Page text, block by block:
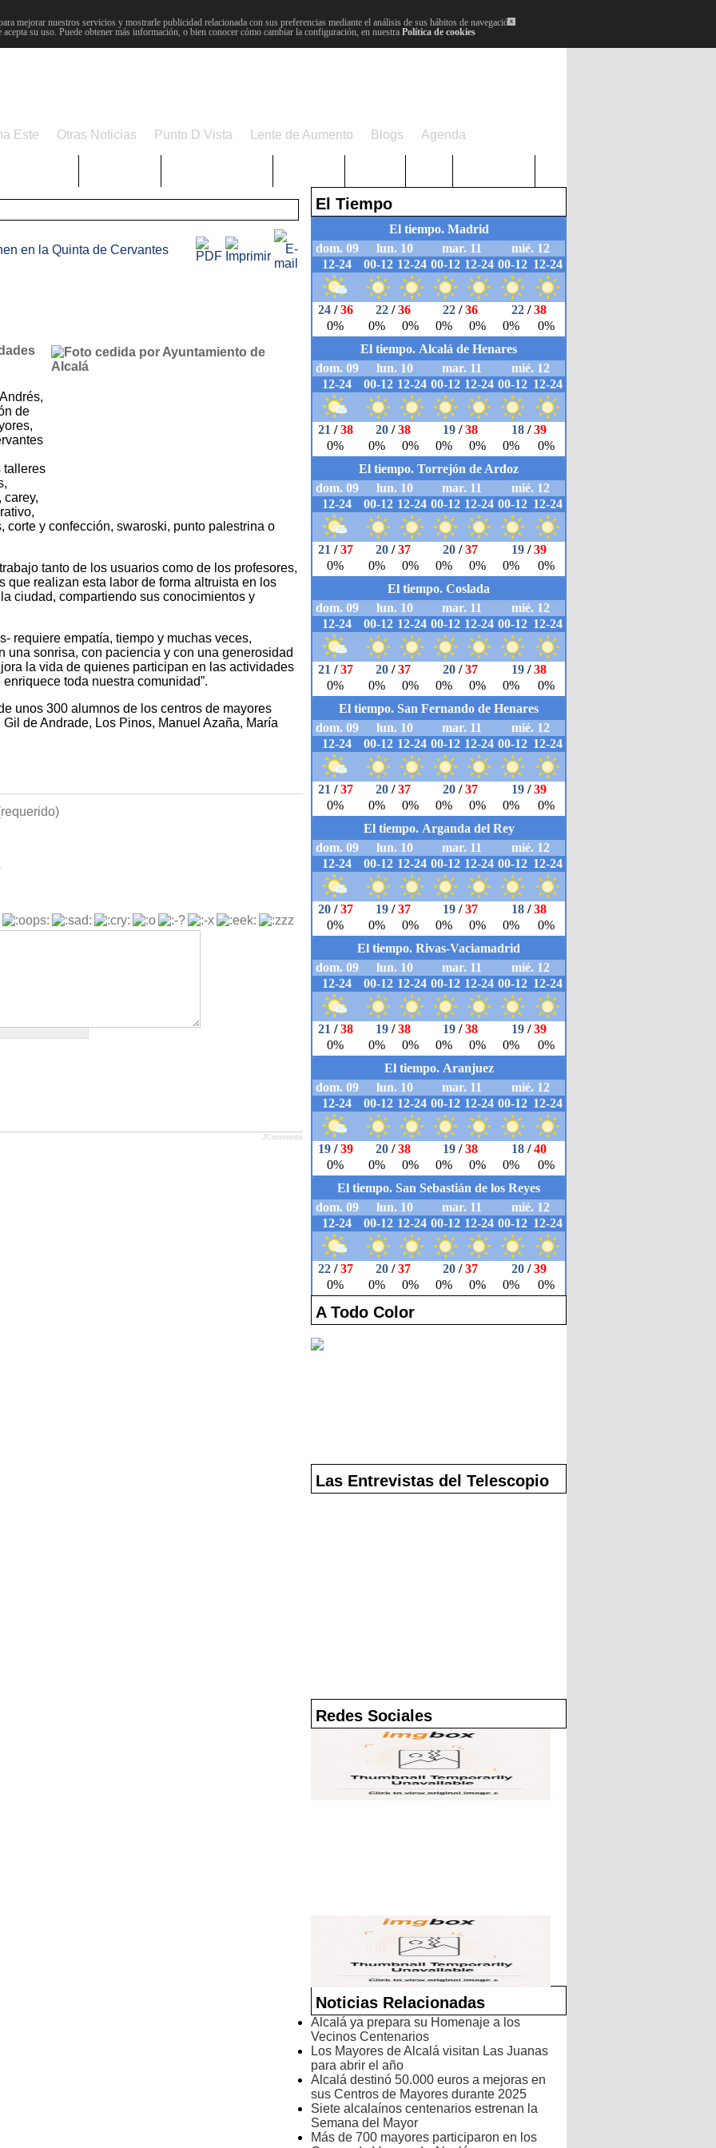
x
mejorar nuestros servicios y mostrarle publicidad relacionada con sus preferencias mediante el análisis de sus hábitos de navegación.
su uso. Puede obtener más información, o bien conocer cómo cambiar la configuración, en nuestra Política de cookies
Este Otras Noticias Punto D Vista Lente de Aumento Blogs Agenda
en la Quinta de Cervantes
de
talleres
carey,
corte y confección, swaroski, punto palestrina o
tanto de los usuarios como de los profesores,
que realizan esta labor de forma altruista en los
ciudad, compartiendo sus conocimientos y
requiere empatía, tiempo y muchas veces,
una sonrisa, con paciencia y con una generosidad
la vida de quienes participan en las actividades
toda nuestra comunidad”.
unos 300 alumnos de los centros de mayores
de Andrade, Los Pinos, Manuel Azaña, María
JComments
El Tiempo
A Todo Color
Las Entrevistas del Telescopio
Redes Sociales
Noticias Relacionadas
Alcalá ya prepara su Homenaje a los
Vecinos Centenarios
Los Mayores de Alcalá visitan Las Juanas
para abrir el año
Alcalá destinó 50.000 euros a mejoras en
sus Centros de Mayores durante 2025
Siete alcalaínos centenarios estrenan la
Semana del Mayor
Más de 700 mayores participaron en los